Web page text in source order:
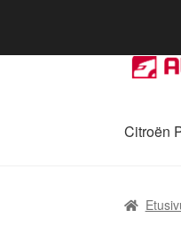
Siirry
Siirry
sisältöön
Citroën